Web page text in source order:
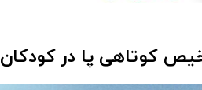
کوتاهی پا در کودکان